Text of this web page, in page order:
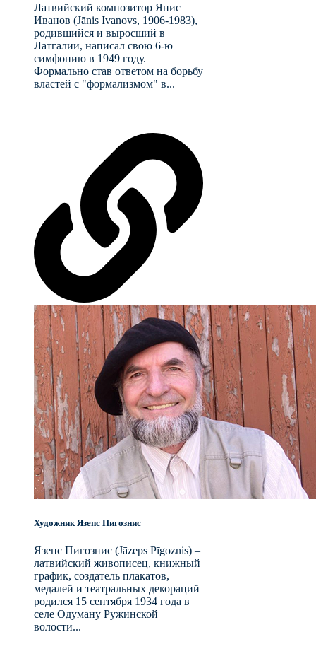
Латвийский композитор Янис
Иванов (Jānis Ivanovs, 1906-1983),
родившийся и выросший в
Латгалии, написал свою 6-ю
симфонию в 1949 году.
Формально став ответом на борьбу
властей с "формализмом" в...
Художник Язепс Пигознис
Язепс Пигознис (Jāzeps Pīgoznis) –
латвийский живописец, книжный
график, создатель плакатов,
медалей и театральных декораций
родился 15 сентября 1934 года в
селе Одуману Ружинской
волости...